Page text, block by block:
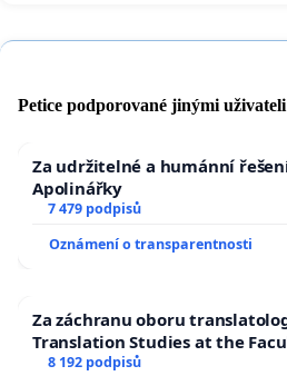
Petice podporované jinými uživateli
Za udržitelné a humánní
Apolinářky
7 479 podpisů
Oznámení o transparentnosti
Za záchranu oboru
Translation Studies at the
University
8 192 podpisů